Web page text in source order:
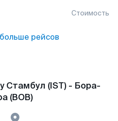
Стоимость
рейсов
Стамбул (IST) - Бора-
(BOB)